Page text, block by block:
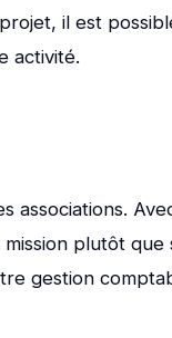
il est
activité.
associations.
plutôt que
gestion